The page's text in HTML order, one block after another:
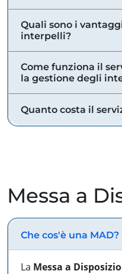
Quali sono i
interpelli?
Come funziona il
la gestione degli
Quanto costa il
Messa a
Che cos'è una MAD?
La Messa a